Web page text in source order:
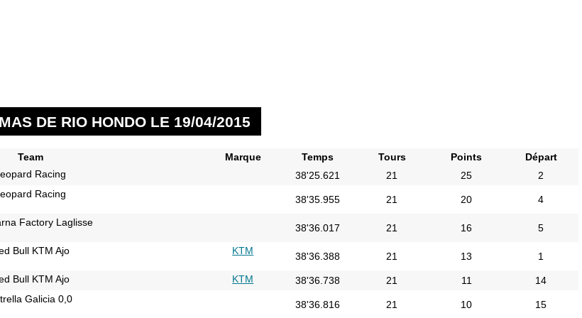
DE RIO HONDO LE 19/04/2015
Team Marque Temps Tours Points
Départ
Racing 38'25.621 21 25 2
Racing 38'35.955 21 20 4
Factory Laglisse 38'36.017 21 16 5
Bull KTM Ajo KTM 38'36.388 21 13 1
Bull KTM Ajo KTM 38'36.738 21 11 14
Galicia 0,0 38'36.816 21 10 15